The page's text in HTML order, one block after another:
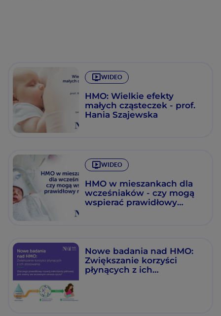
WIDEO
HMO: Wielkie efekty
małych cząsteczek - prof.
Hania Szajewska
WIDEO
HMO w mieszankach dla
wcześniaków - czy mogą
wspierać prawidłowy
Nowe badania nad HMO:
Zwiększanie korzyści
płynących z ich